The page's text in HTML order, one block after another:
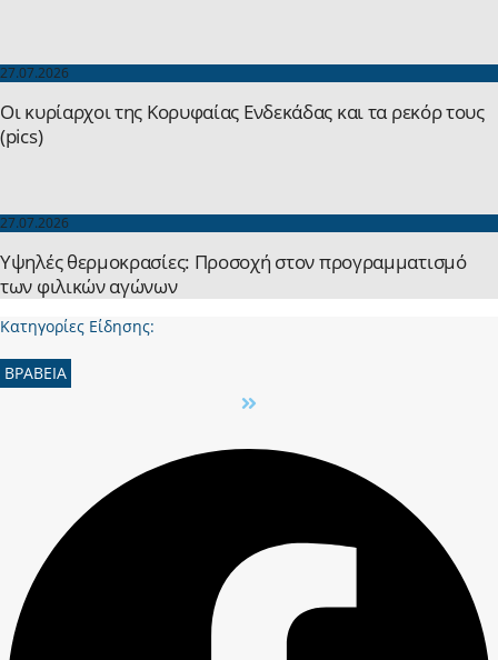
27.07.2026
Οι κυρίαρχοι της Κορυφαίας Ενδεκάδας και τα ρεκόρ τους
(pics)
27.07.2026
Yψηλές θερμοκρασίες: Προσοχή στον προγραμματισμό
των φιλικών αγώνων
Κατηγορίες Είδησης:
ΒΡΑΒΕΙΑ